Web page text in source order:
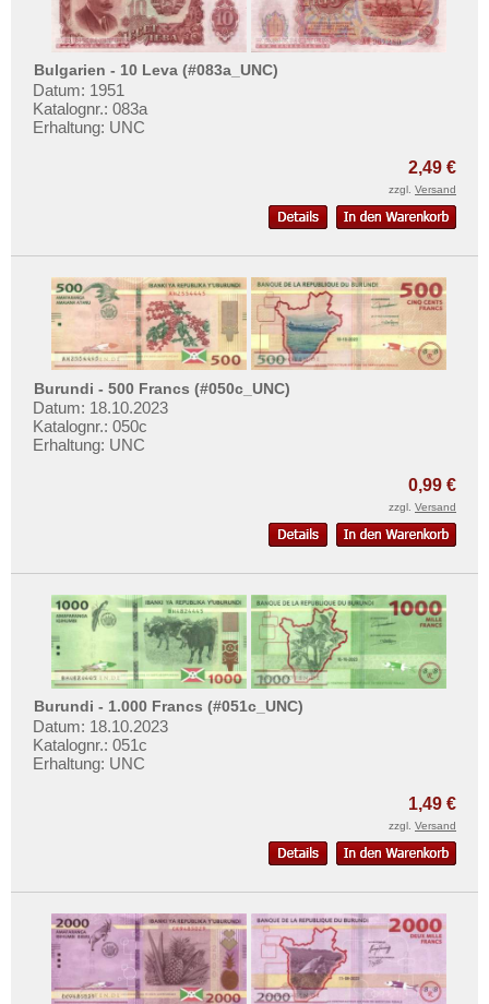
Bulgarien - 10 Leva (#083a_UNC)
Datum: 1951
Katalognr.: 083a
Erhaltung: UNC
2,49 €
zzgl. Versand
Burundi - 500 Francs (#050c_UNC)
Datum: 18.10.2023
Katalognr.: 050c
Erhaltung: UNC
0,99 €
zzgl. Versand
Burundi - 1.000 Francs (#051c_UNC)
Datum: 18.10.2023
Katalognr.: 051c
Erhaltung: UNC
1,49 €
zzgl. Versand